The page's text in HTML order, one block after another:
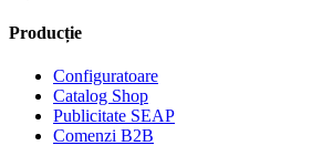
Producție
Configuratoare
Catalog Shop
Publicitate SEAP
Comenzi B2B